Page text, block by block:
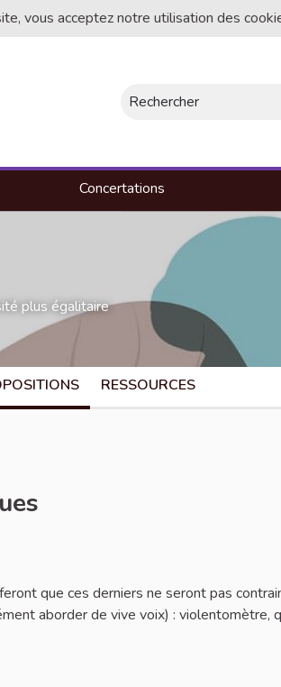
vous acceptez notre utilisation des
Rechercher
Concertations
plus égalitaire
RESSOURCES
que ces derniers ne seront pas
aborder de vive voix) : violentomètre,